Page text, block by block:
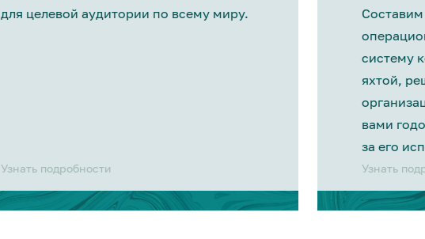
для целевой аудитории по всему миру.
Узнать подробности
систему
яхтой,
вами
за его
Узнать